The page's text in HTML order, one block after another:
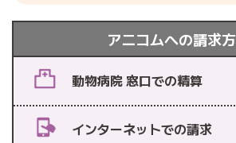
アニコムへの請求
動物病院 窓口での精算
インターネットでの請求